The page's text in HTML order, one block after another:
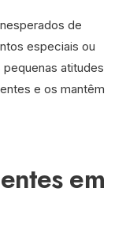
de
especiais ou
atitudes
e os mantêm
em